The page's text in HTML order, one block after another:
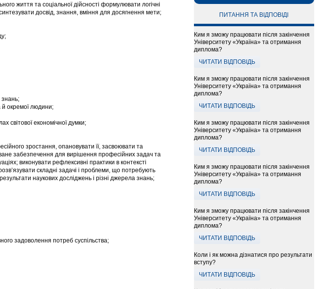
ПИТАННЯ ТА ВІДПОВІДІ
Ким я зможу працювати після закінчення
Університету «Україна» та отримання
диплома?
ЧИТАТИ ВІДПОВІДЬ
Ким я зможу працювати після закінчення
Університету «Україна» та отримання
диплома?
ЧИТАТИ ВІДПОВІДЬ
Ким я зможу працювати після закінчення
Університету «Україна» та отримання
диплома?
ЧИТАТИ ВІДПОВІДЬ
Ким я зможу працювати після закінчення
Університету «Україна» та отримання
диплома?
ЧИТАТИ ВІДПОВІДЬ
Ким я зможу працювати після закінчення
Університету «Україна» та отримання
диплома?
ЧИТАТИ ВІДПОВІДЬ
Коли і як можна дізнатися про результати
вступу?
ЧИТАТИ ВІДПОВІДЬ
життя та соціальної дійсності формулювати логічні
досвід, знання, вміння для досягнення мети;
знань;
й окремої людини;
світової економічної думки;
зростання, опановувати її, засвоювати та
забезпечення для вирішення професійних задач та
виконувати рефлексивні практики в контексті
складні задачі і проблеми, що потребують
наукових досліджень і різні джерела знань;
задоволення потреб суспільства;